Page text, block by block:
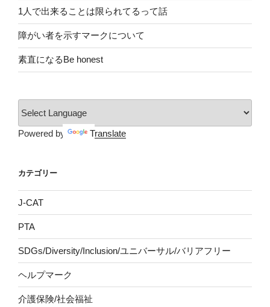
1人で出来ることは限られてるって話
障がい者を示すマークについて
素直になるBe honest
Powered by Translate
カテゴリー
J-CAT
PTA
SDGs/Diversity/Inclusion/ユニバーサル/バリアフリー
ヘルプマーク
介護保険/社会福祉